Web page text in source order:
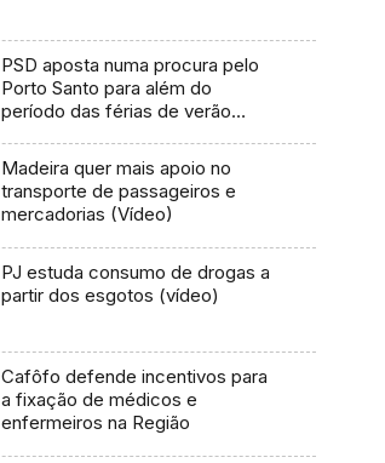
PSD aposta numa procura pelo
Porto Santo para além do
período das férias de verão
Madeira quer mais apoio no
transporte de passageiros e
mercadorias (Vídeo)
PJ estuda consumo de drogas a
partir dos esgotos (vídeo)
Cafôfo defende incentivos para
a fixação de médicos e
enfermeiros na Região